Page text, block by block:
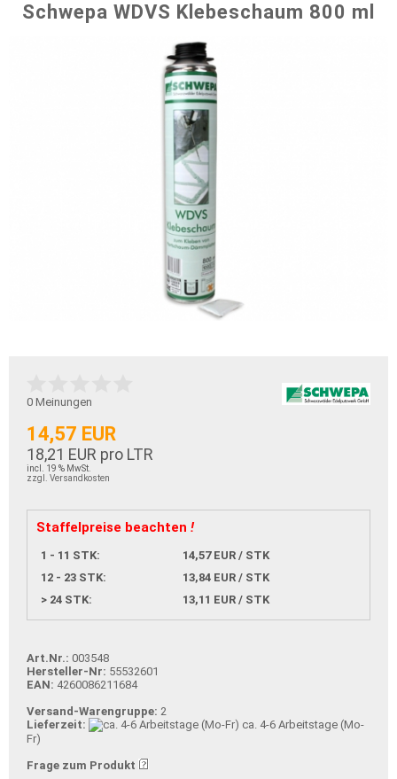
Schwepa WDVS Klebeschaum 800 ml
0 Meinungen
14,57 EUR
18,21 EUR pro LTR
incl. 19 % MwSt.
zzgl. Versandkosten
Staffelpreise beachten !
1 - 11 STK:
14,57 EUR / STK
12 - 23 STK:
13,84 EUR / STK
> 24 STK:
13,11 EUR / STK
Art.Nr.: 003548
Hersteller-Nr: 55532601
EAN: 4260086211684
Versand-Warengruppe: 2
Lieferzeit:
ca. 4-6 Arbeitstage (Mo-
Fr)
Frage zum Produkt